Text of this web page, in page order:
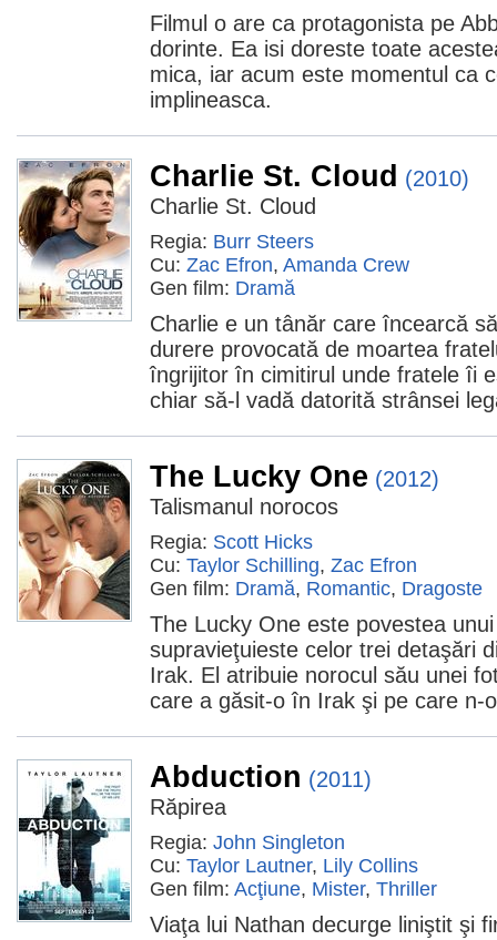
Filmul o are ca protagonista pe
dorinte. Ea isi doreste toate
mica, iar acum este momentul ca
implineasca.
Charlie St. Cloud (2010)
Charlie St. Cloud
Regia: Burr Steers
Cu: Zac Efron, Amanda Crew
Gen film: Dramă
Charlie e un tânăr care încearcă
durere provocată de moartea
îngrijitor în cimitirul unde fratele îi
chiar să-l vadă datorită strânsei
The Lucky One (2012)
Talismanul norocos
Regia: Scott Hicks
Cu: Taylor Schilling, Zac Efron
Gen film: Dramă, Romantic, Dragoste
The Lucky One este povestea
supravieţuieste celor trei detaşări
Irak. El atribuie norocul său unei
care a găsit-o în Irak şi pe care n-
Abduction (2011)
Răpirea
Regia: John Singleton
Cu: Taylor Lautner, Lily Collins
Gen film: Acţiune, Mister, Thriller
Viaţa lui Nathan decurge liniştit şi